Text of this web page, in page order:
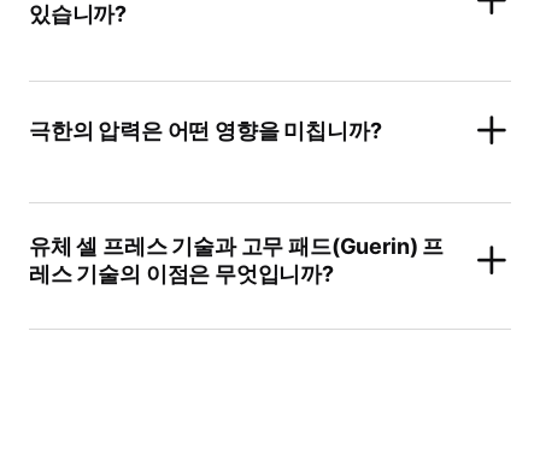
있습니까?
극한의 압력은 어떤 영향을 미칩니까?
유체 셀 프레스 기술과 고무 패드(Guerin) 프
레스 기술의 이점은 무엇입니까?